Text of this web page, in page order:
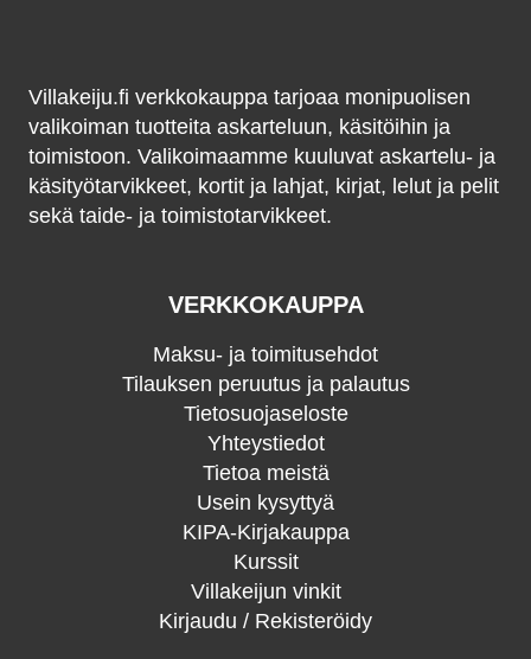
Villakeiju.fi verkkokauppa tarjoaa monipuolisen
valikoiman tuotteita askarteluun, käsitöihin ja
toimistoon. Valikoimaamme kuuluvat askartelu- ja
käsityötarvikkeet, kortit ja lahjat, kirjat, lelut ja pelit
sekä taide- ja toimistotarvikkeet.
VERKKOKAUPPA
Maksu- ja toimitusehdot
Tilauksen peruutus ja palautus
Tietosuojaseloste
Yhteystiedot
Tietoa meistä
Usein kysyttyä
KIPA-Kirjakauppa
Kurssit
Villakeijun vinkit
Kirjaudu / Rekisteröidy